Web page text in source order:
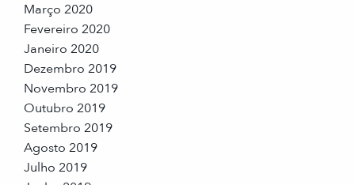
Março 2020
Fevereiro 2020
Janeiro 2020
Dezembro 2019
Novembro 2019
Outubro 2019
Setembro 2019
Agosto 2019
Julho 2019